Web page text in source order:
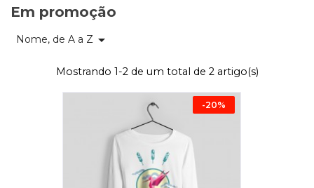
Em promoção
Nome, de A a Z 
Mostrando 1-2 de um total de 2 artigo(s)
-20%